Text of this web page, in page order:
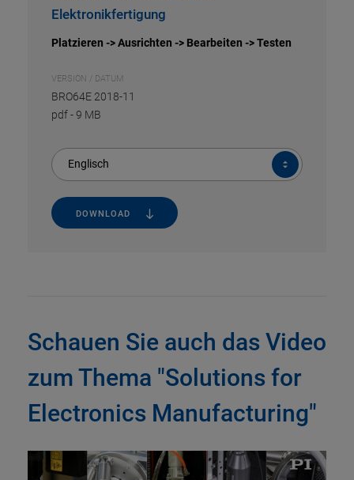
Elektronikfertigung
Platzieren -> Ausrichten -> Bearbeiten -> Testen
VERSION / DATUM
BRO64E 2018-11
pdf-9 MB
Englisch
DOWNLOAD
Schauen Sie auch das Video
zum Thema "Solutions for
Electronics Manufacturing"